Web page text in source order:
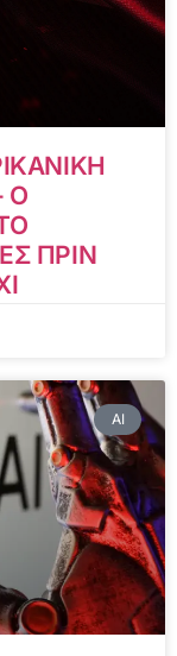
Ο
ΠΡΙΝ
AI